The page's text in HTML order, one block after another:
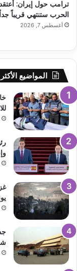
ترامب حول إيران:
الحرب ستنتهي قريباً
أغسطس 7, 2026
المواضيع
يونس..